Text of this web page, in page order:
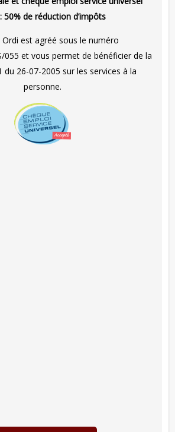
:50% de réduction d’impôts
Ordi est agréé sous le numéro
055 et vous permet de bénéficier de la
du 26-07-2005 sur les services à la
personne.